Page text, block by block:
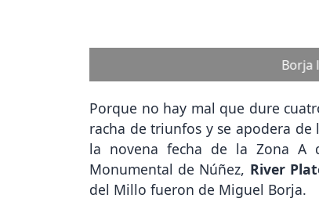
El Millo recibe a la Lepra
Porque no hay mal que dure
racha de triunfos y se apodera
la novena fecha de la Zona A
Monumental de Núñez, River
del Millo fueron de Miguel Borja.